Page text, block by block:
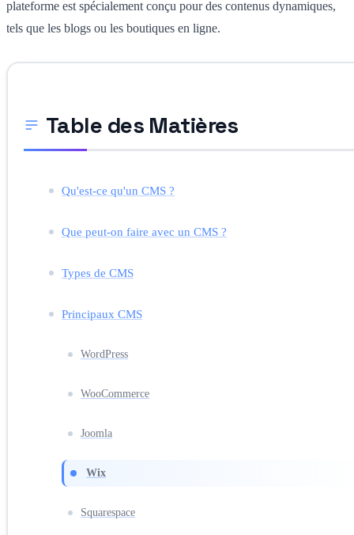
plateforme est spécialement conçu pour des contenus dynamiques,
tels que les blogs ou les boutiques en ligne.
Table des Matières
Qu'est-ce qu'un CMS ?
Que peut-on faire avec un CMS ?
Types de CMS
Principaux CMS
WordPress
WooCommerce
Joomla
Wix
Squarespace